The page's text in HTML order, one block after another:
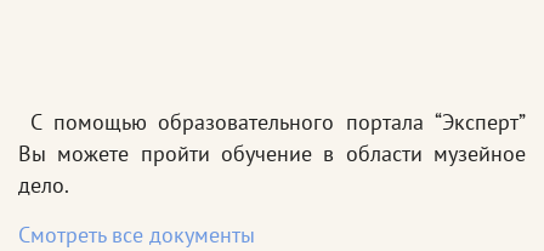
С помощью образовательного портала “Эксперт”
Вы можете пройти обучение в области музейное
дело.
Смотреть все документы